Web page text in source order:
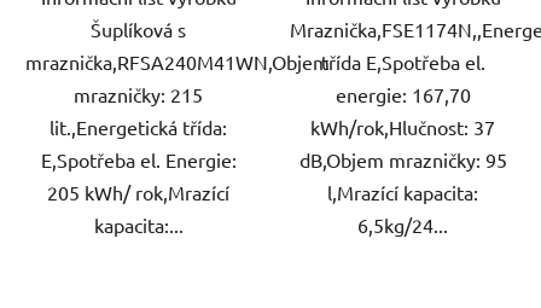
Šuplíková s
mraznička,RFSA240M41WN,Objem
mrazničky: 215
lit.,Energetická třída:
E,Spotřeba el. Energie:
205 kWh/ rok,Mrazící
kapacita:...
třída E,Spotřeba el.
energie: 167,70
kWh/rok,Hlučnost: 37
dB,Objem mrazničky: 95
l,Mrazící kapacita:
6,5kg/24...